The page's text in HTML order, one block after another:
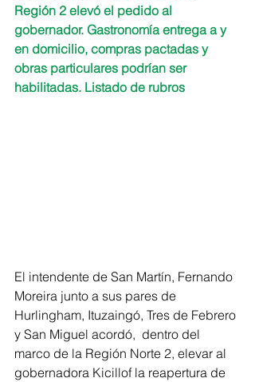
Región 2 elevó el pedido al
gobernador. Gastronomía entrega a y
en domicilio, compras pactadas y
obras particulares podrían ser
habilitadas. Listado de rubros
El intendente de San Martín, Fernando
Moreira junto a sus pares de
Hurlingham, Ituzaingó, Tres de Febrero
y San Miguel acordó,  dentro del
marco de la Región Norte 2, elevar al
gobernadora Kicillof la reapertura de